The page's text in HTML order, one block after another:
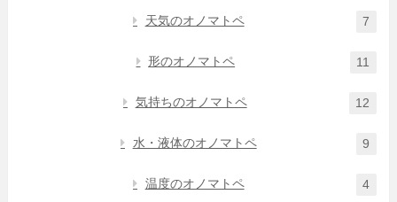
天気のオノマトペ 7
形のオノマトペ 11
気持ちのオノマトペ 12
水・液体のオノマトペ 9
温度のオノマトペ 4